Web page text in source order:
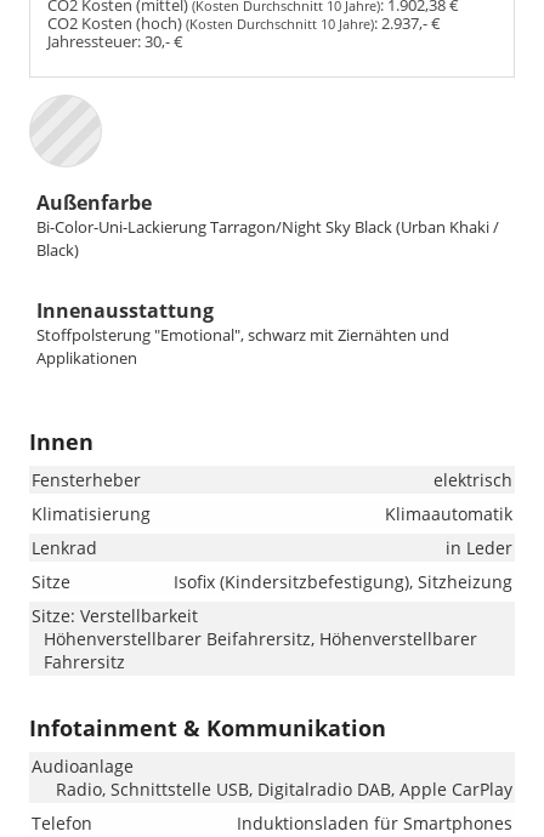
CO2 Kosten (mittel) (Kosten Durchschnitt 10 Jahre): 1.902,38 €
CO2 Kosten (hoch) (Kosten Durchschnitt 10 Jahre):2.937,- €
Jahressteuer:30,- €
Außenfarbe
Bi-Color-Uni-Lackierung Tarragon/Night Sky Black (Urban Khaki /
Black)
Innenausstattung
Stoffpolsterung "Emotional", schwarz mit Ziernähten und
Applikationen
Innen
Fensterheber
elektrisch
Klimatisierung
Klimaautomatik
Lenkrad
in Leder
Sitze
Isofix (Kindersitzbefestigung), Sitzheizung
Sitze: Verstellbarkeit
Höhenverstellbarer Beifahrersitz, Höhenverstellbarer
Fahrersitz
Infotainment & Kommunikation
Audioanlage
Radio, Schnittstelle USB, Digitalradio DAB, Apple CarPlay
Telefon
Induktionsladen für Smartphones